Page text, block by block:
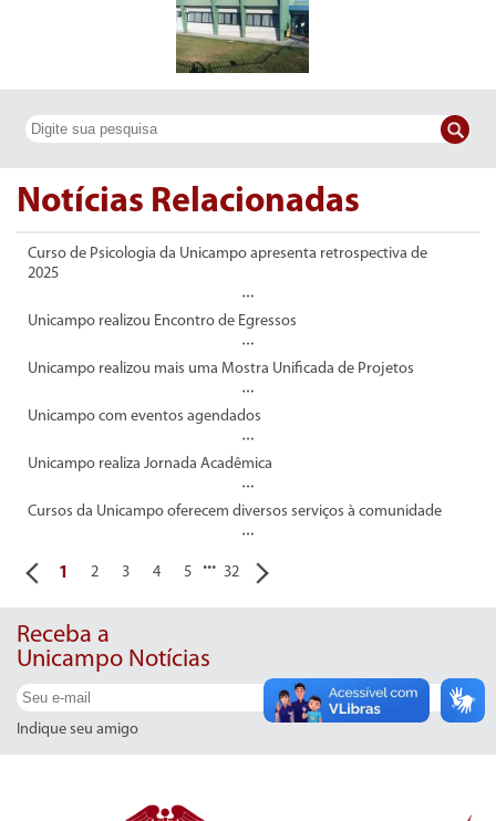
Notícias Relacionadas
Curso de Psicologia da Unicampo apresenta retrospectiva de
2025
Unicampo realizou Encontro de Egressos
Unicampo realizou mais uma Mostra Unificada de Projetos
Unicampo com eventos agendados
Unicampo realiza Jornada Acadêmica
Cursos da Unicampo oferecem diversos serviços à comunidade
1 2 3 4 5 ... 32
Receba a
Unicampo Notícias
Ok
Indique seu amigo